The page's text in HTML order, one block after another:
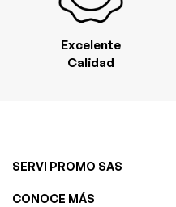
Excelente
Calidad
SERVI PROMO SAS
CONOCE MÁS